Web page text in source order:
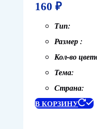
160 ₽
Тип:
Размер
Кол-во
Тема:
В КОРЗИНУ